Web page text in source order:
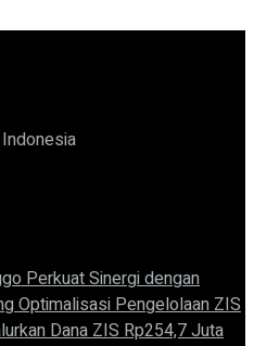
Perkuat Sinergi dengan
Optimalisasi Pengelolaan ZIS
Dana ZIS Rp254,7 Juta